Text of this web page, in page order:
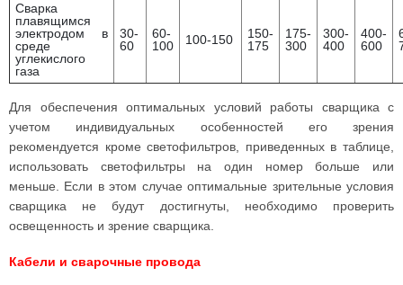
Сварка
плавящимся
электродом в
среде
углекислого
газа
30-
60
60-
100
100-150
150-
175
175-
300
300-
400
400-
600
Для обеспечения оптимальных условий работы сварщика с
учетом индивидуальных особенностей его зрения
рекомендуется кроме светофильтров, приведенных в таблице,
использовать светофильтры на один номер больше или
меньше. Если в этом случае оптимальные зрительные условия
сварщика не будут достигнуты, необходимо проверить
освещенность и зрение сварщика.
Кабели и сварочные провода